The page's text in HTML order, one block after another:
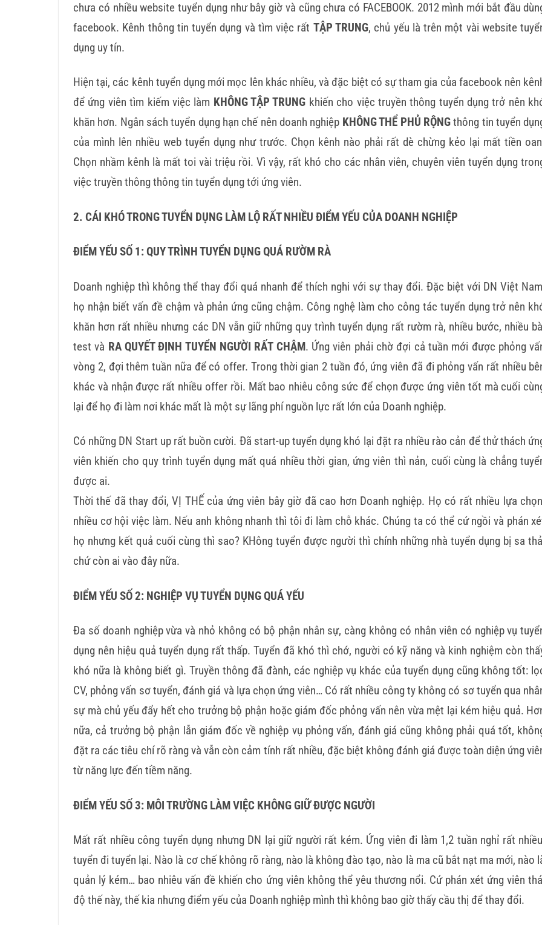
chưa có nhiều website tuyển dụng như bây giờ và cũng chưa có FACEBOOK. 2012 mình mới bắt đầu
facebook. Kênh thông tin tuyển dụng và tìm việc rất TẬP TRUNG, chủ yếu là trên một vài website
dụng uy tín.
Hiện tại, các kênh tuyển dụng mới mọc lên khác nhiều, và đặc biệt có sự tham gia của facebook nên
để ứng viên tìm kiếm việc làm KHÔNG TẬP TRUNG khiến cho việc truyền thông tuyển dụng trở nên
khăn hơn. Ngân sách tuyển dụng hạn chế nên doanh nghiệp KHÔNG THỂ PHỦ RỘNGthông tin tuyển
của mình lên nhiều web tuyển dụng như trước. Chọn kênh nào phải rất dè chừng kẻo lại mất tiền
Chọn nhầm kênh là mất toi vài triệu rồi. Vì vậy, rất khó cho các nhân viên, chuyên viên tuyển dụng
việc truyền thông thông tin tuyển dụng tới ứng viên.
2. CÁI KHÓ TRONG TUYỂN DỤNG LÀM LỘ RẤT NHIỀU ĐIỂM YẾU CỦA DOANH NGHIỆP
ĐIỂM YẾU SỐ 1: QUY TRÌNH TUYỂN DỤNG QUÁ RƯỜM RÀ
Doanh nghiệp thì không thể thay đổi quá nhanh để thích nghi với sự thay đổi. Đặc biệt với DN Việt
họ nhận biết vấn đề chậm và phản ứng cũng chậm. Công nghệ làm cho công tác tuyển dụng trở nên
khăn hơn rất nhiều nhưng các DN vẫn giữ những quy trình tuyển dụng rất rườm rà, nhiều bước, nhiều
test và RA QUYẾT ĐỊNH TUYỂN NGƯỜI RẤT CHẬM. Ứng viên phải chờ đợi cả tuần mới được phỏng
vòng 2, đợi thêm tuần nữa để có offer. Trong thời gian 2 tuần đó, ứng viên đã đi phỏng vấn rất nhiều
khác và nhận được rất nhiều offer rồi. Mất bao nhiêu công sức để chọn được ứng viên tốt mà cuối
lại để họ đi làm nơi khác mất là một sự lãng phí nguồn lực rất lớn của Doanh nghiệp.
Có những DN Start up rất buồn cười. Đã start-up tuyển dụng khó lại đặt ra nhiều rào cản để thử thách
viên khiến cho quy trình tuyển dụng mất quá nhiều thời gian, ứng viên thì nản, cuối cùng là chẳng
được ai.
Thời thế đã thay đổi, VỊ THẾ của ứng viên bây giờ đã cao hơn Doanh nghiệp. Họ có rất nhiều lựa
nhiều cơ hội việc làm. Nếu anh không nhanh thì tôi đi làm chỗ khác. Chúng ta có thể cứ ngồi và phán
họ nhưng kết quả cuối cùng thì sao? KHông tuyển được người thì chính những nhà tuyển dụng bị sa
chứ còn ai vào đây nữa.
ĐIỂM YẾU SỐ 2: NGHIỆP VỤ TUYỂN DỤNG QUÁ YẾU
Đa số doanh nghiệp vừa và nhỏ không có bộ phận nhân sự, càng không có nhân viên có nghiệp vụ
dụng nên hiệu quả tuyển dụng rất thấp. Tuyển đã khó thì chớ, người có kỹ năng và kinh nghiệm còn
khó nữa là không biết gì. Truyền thông đã đành, các nghiệp vụ khác của tuyển dụng cũng không tốt:
CV, phỏng vấn sơ tuyển, đánh giá và lựa chọn ứng viên… Có rất nhiều công ty không có sơ tuyển qua
sự mà chủ yếu đẩy hết cho trưởng bộ phận hoặc giám đốc phỏng vấn nên vừa mệt lại kém hiệu quả.
nữa, cả trưởng bộ phận lẫn giám đốc về nghiệp vụ phỏng vấn, đánh giá cũng không phải quá tốt,
đặt ra các tiêu chí rõ ràng và vẫn còn cảm tính rất nhiều, đặc biệt không đánh giá được toàn diện ứng
từ năng lực đến tiềm năng.
ĐIỂM YẾU SỐ 3: MÔI TRƯỜNG LÀM VIỆC KHÔNG GIỮ ĐƯỢC NGƯỜI
Mất rất nhiều công tuyển dụng nhưng DN lại giữ người rất kém. Ứng viên đi làm 1,2 tuần nghỉ rất
tuyển đi tuyển lại. Nào là cơ chế không rõ ràng, nào là không đào tạo, nào là ma cũ bắt nạt ma mới, nào
quản lý kém… bao nhiêu vấn đề khiến cho ứng viên không thể yêu thương nổi. Cứ phán xét ứng viên
độ thế này, thế kia nhưng điểm yếu của Doanh nghiệp mình thì không bao giờ thấy cầu thị để thay đổi.